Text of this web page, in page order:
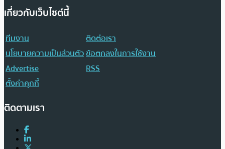
เกี่ยวกับเว็บไซต์นี้
ทีมงาน
ติดต่อเรา
นโยบายความเป็นส่วนตัวข้อตกลงในการใช้งาน
Advertise
RSS
ตั้งค่าคุกกี้
ติดตามเรา